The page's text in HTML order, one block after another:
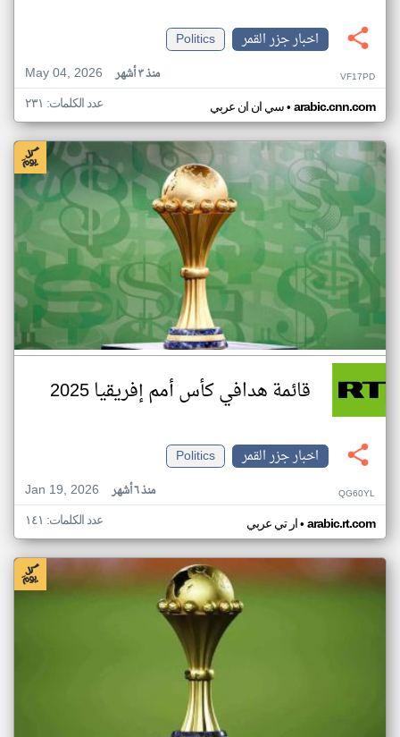
اخبار جزر القمر
Politics
May 04, 2026
منذ ٣ أشهر VF17PD
سي ان ان عربي• arabic.cnn.com عدد الكلمات: ٢٣١
قائمة هدافي كأس أمم إفريقيا 2025
اخبار جزر القمر
Politics
Jan 19, 2026
منذ ٦ أشهر QG60YL
ار تي عربي• arabic.rt.com عدد الكلمات: ١٤١